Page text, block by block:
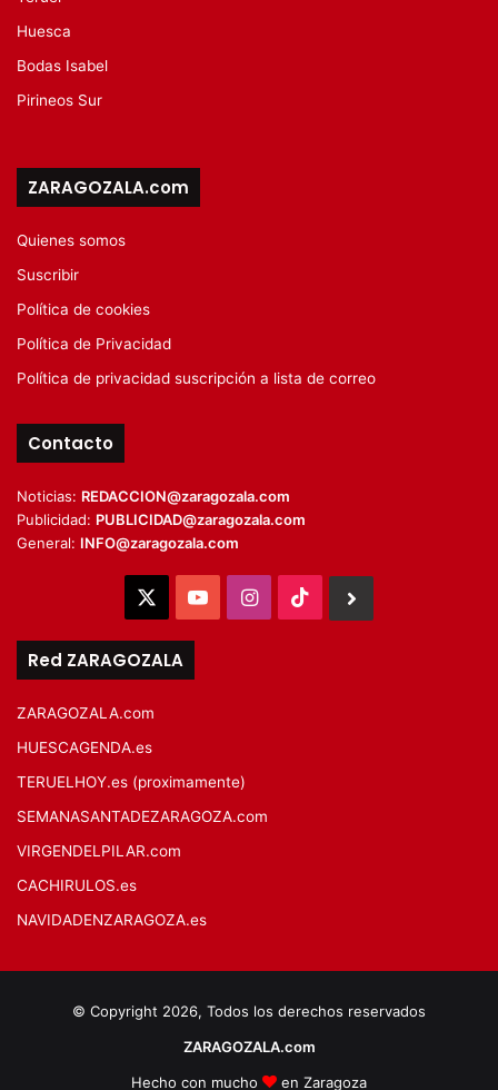
Huesca
Bodas Isabel
Pirineos Sur
ZARAGOZALA.com
Quienes somos
Suscribir
Política de cookies
Política de Privacidad
Política de privacidad suscripción a lista de correo
Contacto
Noticias: REDACCION@zaragozala.com
Publicidad: PUBLICIDAD@zaragozala.com
General: INFO@zaragozala.com
YouTubeInstagram
TikTok
Red ZARAGOZALA
ZARAGOZALA.com
HUESCAGENDA.es
TERUELHOY.es (proximamente)
SEMANASANTADEZARAGOZA.com
VIRGENDELPILAR.com
CACHIRULOS.es
NAVIDADENZARAGOZA.es
© Copyright 2026, Todos los derechos reservados
ZARAGOZALA.com
Hecho con mucho
en Zaragoza